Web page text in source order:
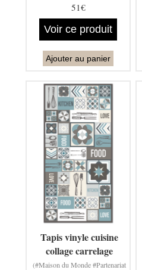
51€
Voir ce produit
Ajouter au panier
Tapis vinyle cuisine
collage carrelage
(#Maison du Monde #Partenariat